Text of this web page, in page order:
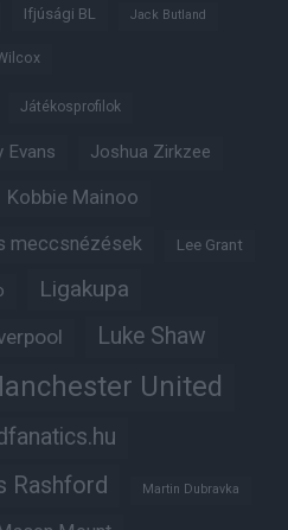
Ifjúsági BL Jack Butland
Játékosprofilok
Evans Joshua Zirkzee
Kobbie Mainoo
meccsnézések Lee Grant
Ligakupa
Luke Shaw
United
Rashford Martin Dubravka